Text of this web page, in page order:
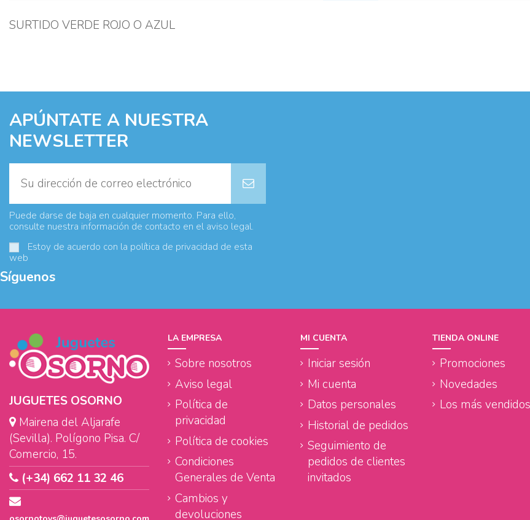
SURTIDO VERDE ROJO O AZUL
APÚNTATE A NUESTRA
NEWSLETTER
Puede darse de baja en cualquier momento. Para ello,
consulte nuestra información de contacto en el aviso legal.
Estoy de acuerdo con la política de privacidad de esta
web
Síguenos
JUGUETES OSORNO
Mairena del Aljarafe
(Sevilla). Polígono Pisa. C/
Comercio, 15.
(+34) 662 11 32 46
LA EMPRESA
Sobre nosotros
Aviso legal
Política de
privacidad
Política de cookies
Condiciones
Generales de Venta
Cambios y
devoluciones
MI CUENTA
Iniciar sesión
Mi cuenta
Datos personales
Historial de pedidos
Seguimiento de
pedidos de clientes
invitados
TIENDA ONLINE
Promociones
Novedades
Los más vendidos